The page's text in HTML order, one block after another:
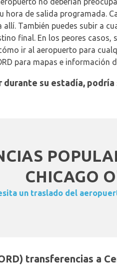
hora de salida programada.
También puedes subir a
final. En los peores
ir al aeropuerto para
para mapas e información
su estadía, podría
CHICAGO
un traslado del
transferencias a